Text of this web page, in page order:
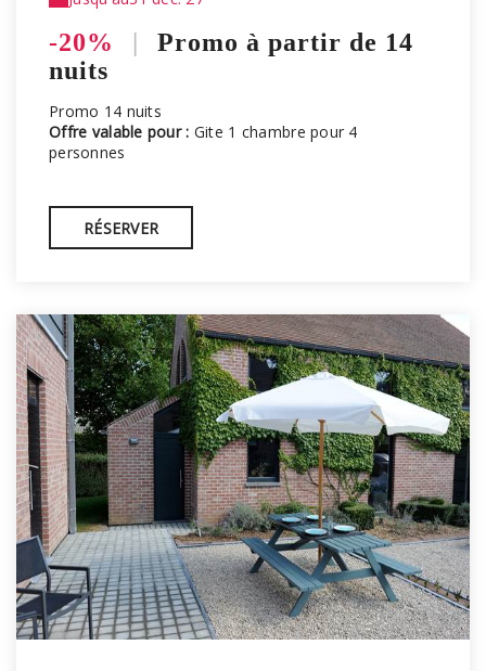
-20% |
Promo à partir de 14
nuits
Promo 14 nuits
Offre valable pour : Gite 1 chambre pour 4
personnes
RÉSERVER